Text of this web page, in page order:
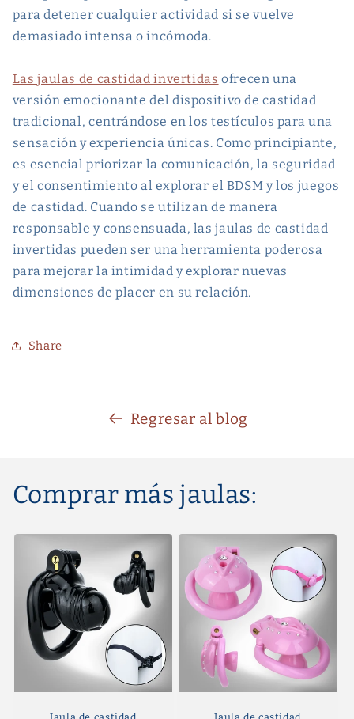
para detener cualquier actividad si se vuelve
demasiado intensa o incómoda.
Las jaulas de castidad invertidas ofrecen una
versión emocionante del dispositivo de castidad
tradicional, centrándose en los testículos para una
sensación y experiencia únicas. Como principiante,
es esencial priorizar la comunicación, la seguridad
y el consentimiento al explorar el BDSM y los juegos
de castidad. Cuando se utilizan de manera
responsable y consensuada, las jaulas de castidad
invertidas pueden ser una herramienta poderosa
para mejorar la intimidad y explorar nuevas
dimensiones de placer en su relación.
Share
Regresar al blog
Comprar más jaulas: